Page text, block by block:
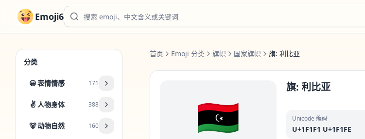
Emoji6
分类
😀表情情感 171
✌️ 人物身体 388
🐻动物自然 160
首页 Emoji 分类 旗帜 国家旗帜 旗: 利比亚
🇱🇾
旗: 利比亚
Unicode 编码
U+1F1F1 U+1F1FE